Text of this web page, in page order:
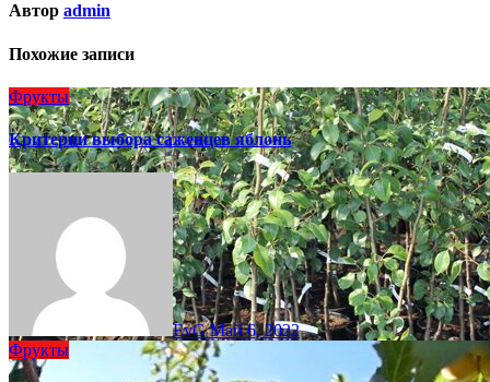
Автор admin
Похожие записи
Фрукты
Критерии выбора саженцев яблонь
EvGМай 6, 2022
Фрукты